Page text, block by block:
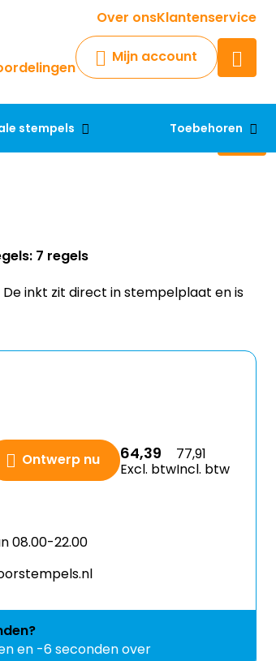
Over onsKlantenservice
Mijn account
stempels Toebehoren
Krijg een antwoord op uw vraag
Chatbot
Chat 24/7 met onze chatbot
Contact
7 regels
inkt zit direct in stempelplaat en is
Ontwerp nu 64,39
Excl. btw
77,91
Incl. btw
08.00-22.00
en -7 seconden over